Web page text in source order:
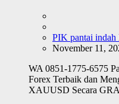
PIK pantai indah
November 11,
WA 0851-1775-6575
Forex Terbaik dan
XAUUSD Secara